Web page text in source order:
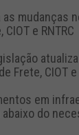
as mudanças
CIOT e RNTRC
Frete, CIOT e
em
do